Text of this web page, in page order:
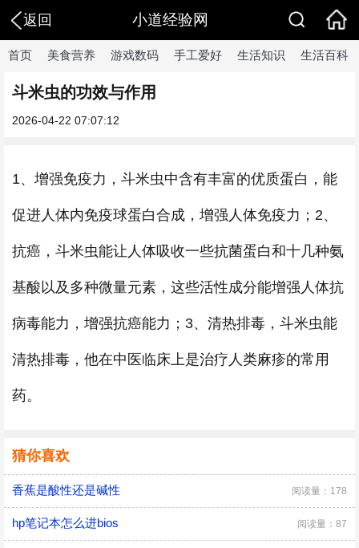
返回 小道经验网
首页 美食营养 游戏数码 手工爱好 生活知识 生活百科
斗米虫的功效与作用
2026-04-22 07:07:12
1、增强免疫力，斗米虫中含有丰富的优质蛋白，能
促进人体内免疫球蛋白合成，增强人体免疫力；2、
抗癌，斗米虫能让人体吸收一些抗菌蛋白和十几种氨
基酸以及多种微量元素，这些活性成分能增强人体抗
病毒能力，增强抗癌能力；3、清热排毒，斗米虫能
清热排毒，他在中医临床上是治疗人类麻疹的常用
药。
猜你喜欢
香蕉是酸性还是碱性 阅读量：178
hp笔记本怎么进bios 阅读量：87